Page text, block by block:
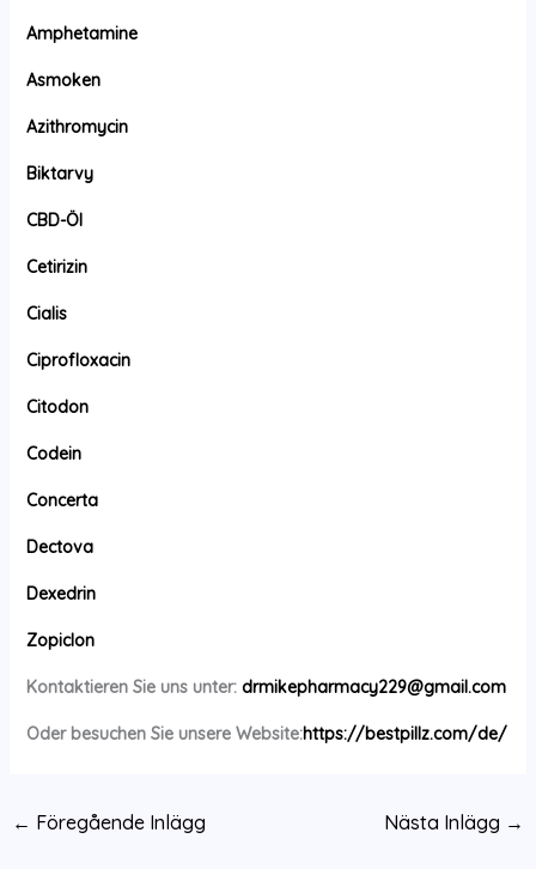
Amphetamine
Asmoken
Azithromycin
Biktarvy
CBD-Öl
Cetirizin
Cialis
Ciprofloxacin
Citodon
Codein
Concerta
Dectova
Dexedrin
Zopiclon
Kontaktieren Sie uns unter: drmikepharmacy229@gmail.com
Oder besuchen Sie unsere Website:https://bestpillz.com/de/
← Föregående Inlägg Nästa Inlägg →